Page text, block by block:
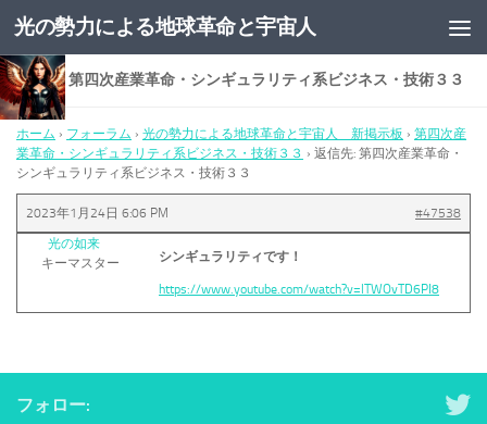
コンテンツへスキップ
光の勢力による地球革命と宇宙人
返信先: 第四次産業革命・シンギュラリティ系ビジネス・技術３３
ホーム › フォーラム › 光の勢力による地球革命と宇宙人 新掲示板 › 第四次産
業革命・シンギュラリティ系ビジネス・技術３３ › 返信先: 第四次産業革命・
シンギュラリティ系ビジネス・技術３３
2023年1月24日 6:06 PM
#47538
光の如来
キーマスター
シンギュラリティです！
https://www.youtube.com/watch?v=lTWOvTD6PI8
フォロー: